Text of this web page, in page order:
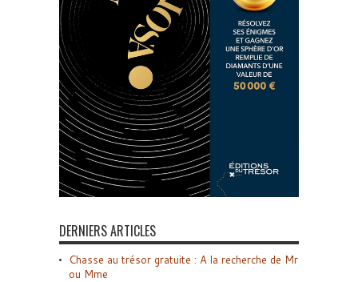
DERNIERS ARTICLES
Chasse au trésor gratuite : A la recherche de Mr
ou Mme